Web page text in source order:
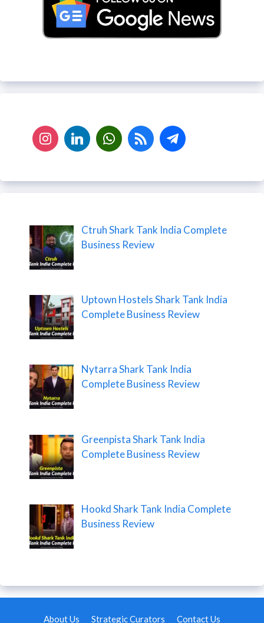
Ctruh Shark Tank India Complete
Business Review
Uptown Hostels Shark Tank India
Complete Business Review
Nytarra Shark Tank India
Complete Business Review
Greenpista Shark Tank India
Complete Business Review
Hookd Shark Tank India Complete
Business Review
About Us Strategic Curators Contact Us